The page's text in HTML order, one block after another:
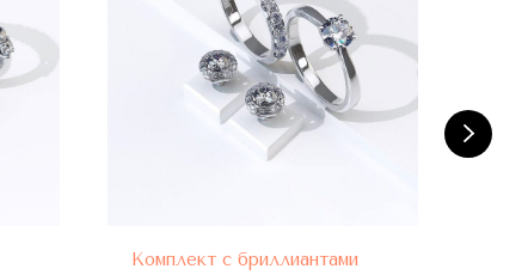
Комплект с бриллиантами